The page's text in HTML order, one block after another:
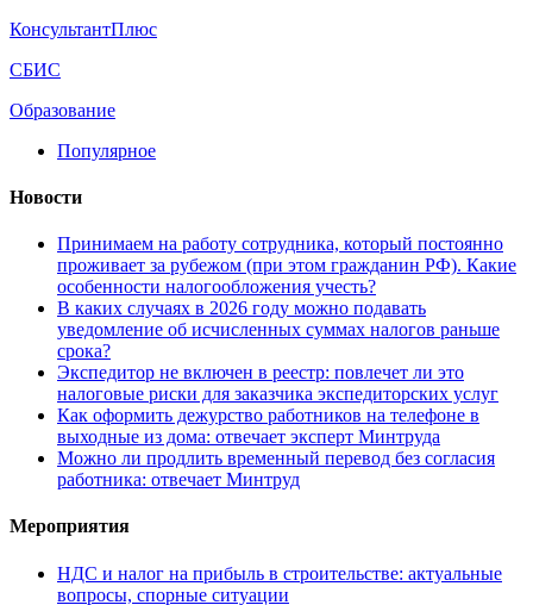
КонсультантПлюс
СБИС
Образование
Популярное
Новости
Принимаем на работу сотрудника, который постоянно
проживает за рубежом (при этом гражданин РФ). Какие
особенности налогообложения учесть?
В каких случаях в 2026 году можно подавать
уведомление об исчисленных суммах налогов раньше
срока?
Экспедитор не включен в реестр: повлечет ли это
налоговые риски для заказчика экспедиторских услуг
Как оформить дежурство работников на телефоне в
выходные из дома: отвечает эксперт Минтруда
Можно ли продлить временный перевод без согласия
работника: отвечает Минтруд
Мероприятия
НДС и налог на прибыль в строительстве: актуальные
вопросы, спорные ситуации